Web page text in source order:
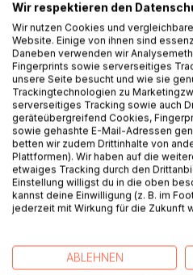
BESCHREIBUNG
Lyrik – Erzählungen -
Theatertexte – Neue Romantik
Die CoLibris, ursprünglich
Schleswig-Holstein,
Bundesländern, arbeiten an
aneinander, lachen und lernen,
CoLibretto stellen sie eine
vor.
AUTOR/IN
Wir respektieren den
Wir nutzen Cookies und
Website. Einige von ihnen sind
Daneben verwenden wir
Fingerprints sowie serverseitiges
unsere Seite besucht und wie sie
Trackingtechnologien zu
serverseitiges Tracking sowie auch
geräteübergreifend Cookies,
sowie gehashte E-Mail-Adressen
betten wir zudem Drittinhalte von
Plattformen). Wir haben auf die
etwaiges Tracking durch den
Einstellung willigst du in die oben
kannst deine Einwilligung (z. B. im
jederzeit mit Wirkung für die Zukunft
ABLEHNEN